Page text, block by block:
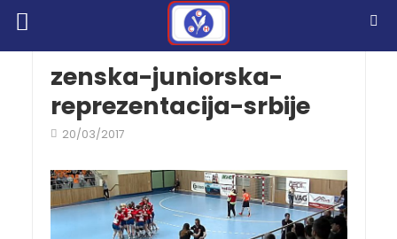
zenska-juniorska-
reprezentacija-srbije
20/03/2017